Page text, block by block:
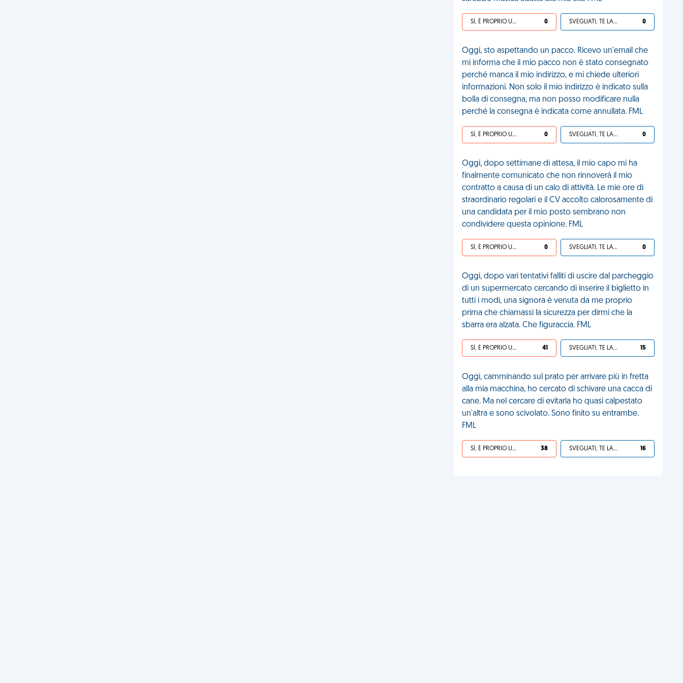
SÌ, È PROPRIO UNA VDM! 0 SVEGLIATI, TE LA SEI CERCATA! 0
Oggi, sto aspettando un pacco. Ricevo un'email che
mi informa che il mio pacco non è stato consegnato
perché manca il mio indirizzo, e mi chiede ulteriori
informazioni. Non solo il mio indirizzo è indicato sulla
bolla di consegna, ma non posso modificare nulla
perché la consegna è indicata come annullata. FML
SÌ, È PROPRIO UNA VDM! 0 SVEGLIATI, TE LA SEI CERCATA! 0
Oggi, dopo settimane di attesa, il mio capo mi ha
finalmente comunicato che non rinnoverà il mio
contratto a causa di un calo di attività. Le mie ore di
straordinario regolari e il CV accolto calorosamente di
una candidata per il mio posto sembrano non
condividere questa opinione. FML
SÌ, È PROPRIO UNA VDM! 0 SVEGLIATI, TE LA SEI CERCATA! 0
Oggi, dopo vari tentativi falliti di uscire dal parcheggio
di un supermercato cercando di inserire il biglietto in
tutti i modi, una signora è venuta da me proprio
prima che chiamassi la sicurezza per dirmi che la
sbarra era alzata. Che figuraccia. FML
SÌ, È PROPRIO UNA VDM! 41 SVEGLIATI, TE LA SEI CERCATA! 15
Oggi, camminando sul prato per arrivare più in fretta
alla mia macchina, ho cercato di schivare una cacca di
cane. Ma nel cercare di evitarla ho quasi calpestato
un'altra e sono scivolato. Sono finito su entrambe.
FML
SÌ, È PROPRIO UNA VDM! 38 SVEGLIATI, TE LA SEI CERCATA! 16